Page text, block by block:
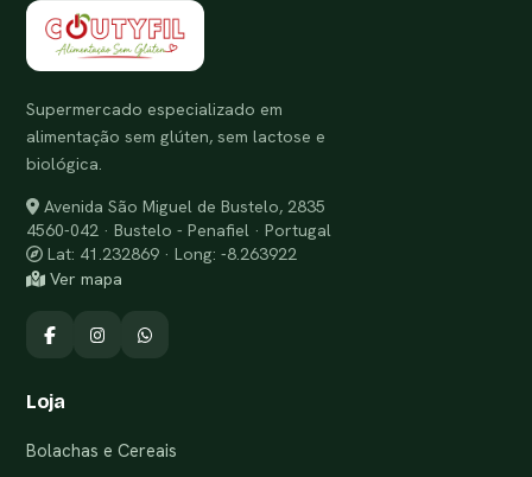
Supermercado especializado em
alimentação sem glúten, sem lactose e
biológica.
Avenida São Miguel de Bustelo, 2835
4560-042 · Bustelo - Penafiel · Portugal
Lat: 41.232869 · Long: -8.263922
Ver mapa
Loja
Bolachas e Cereais